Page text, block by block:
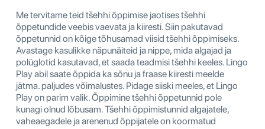
Me tervitame teid tšehhi õppimise jaotises tšehhi
õppetundide veebis vaevata ja kiiresti. Siin pakutavad
õppetunnid on kõige tõhusamad viisid tšehhi õppimiseks.
Avastage kasulikke näpunäiteid ja nippe, mida algajad ja
polüglotid kasutavad, et saada teadmisi tšehhi keeles. Lingo
Play abil saate õppida ka sõnu ja fraase kiiresti meelde
jätma. paljudes võimalustes. Pidage siiski meeles, et Lingo
Play on parim valik. Õppimine tšehhi õppetunnid pole
kunagi olnud lõbusam. Tšehhi õppimistunnid algajatele,
vaheaegadele ja arenenud õppijatele on koormatud